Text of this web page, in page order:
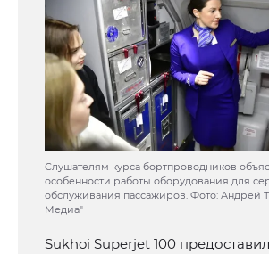
Слушателям курса бортпроводников
особенности работы оборудования для
обслуживания пассажиров. Фото: Андрей
Медиа"
Sukhoi Superjet 100